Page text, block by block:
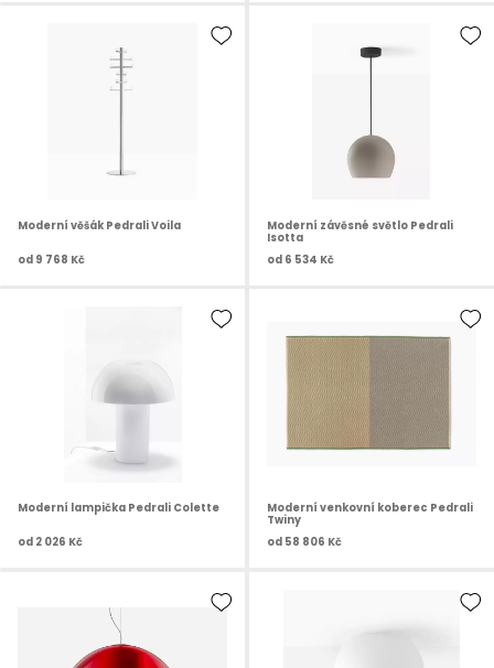
Moderní věšák Pedrali Voila
od 9 768 Kč
Moderní závěsné světlo Pedrali
Isotta
od 6 534 Kč
Moderní lampička Pedrali Colette
od 2 026 Kč
Moderní venkovní koberec Pedrali
Twiny
od 58 806 Kč